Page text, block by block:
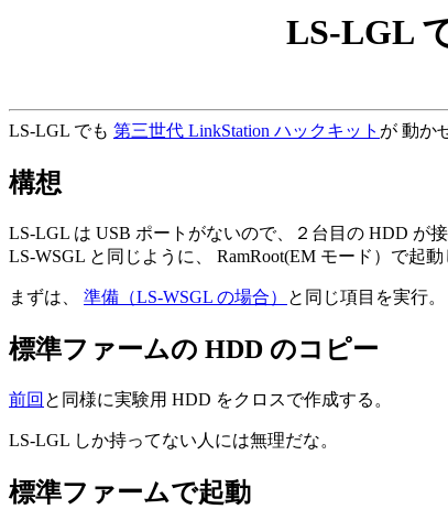
LS-LGL
LS-LGL でも 第三世代 LinkStation ハックキット が 動か
構想
LS-LGL は USB ポートがないので、２台目の HDD が接
LS-WSGL と同じように、 RamRoot(EM モード）で起
まずは、 準備（LS-WSGL の場合） と同じ項目を実行。
標準ファームの HDD のコピー
前回 と同様に実験用 HDD をクロスで作成する。
LS-LGL しか持ってない人には無理だな。
標準ファームで起動